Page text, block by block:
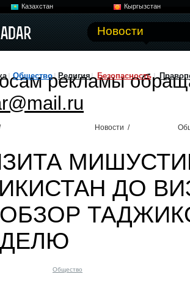
Казахстан
Кыргызстан
Новости
Общество Религия Безопасность
рекламы
Новости /
ДО
ОБЗОР
Общество